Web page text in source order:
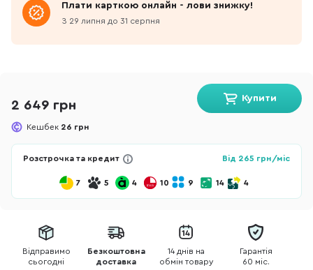
Плати карткою онлайн - лови знижку!
З 29 липня до 31 серпня
2 649 грн
Кешбек 26 грн
Купити
Розстрочка та кредит Від 265 грн/міс
7 5 4 10 9 14 4
Відправимо
сьогодні
Безкоштовна
доставка
14 днів на
обмін товару
Гарантія
60 міс.